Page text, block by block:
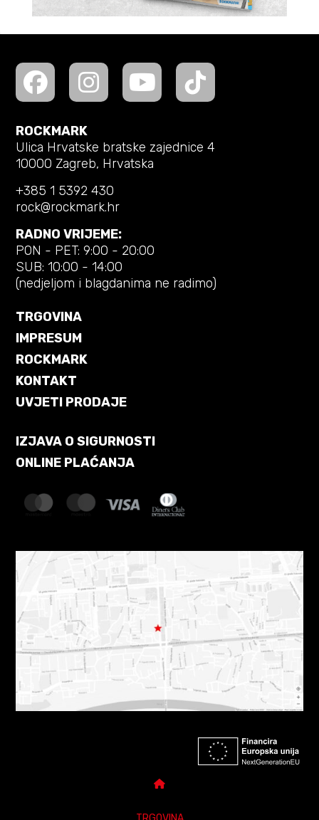
ROCKMARK
Ulica Hrvatske bratske zajednice 4
10000 Zagreb, Hrvatska
+385 1 5392 430
rock@rockmark.hr
RADNO VRIJEME:
PON - PET: 9:00 - 20:00
SUB: 10:00 - 14:00
(nedjeljom i blagdanima ne radimo)
TRGOVINA
IMPRESUM
ROCKMARK
KONTAKT
UVJETI PRODAJE
IZJAVA O SIGURNOSTI
ONLINE PLAĆANJA